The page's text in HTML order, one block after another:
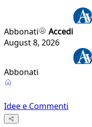
Abbonati
Accedi
August 8, 2026
Abbonati
Idee e Commenti